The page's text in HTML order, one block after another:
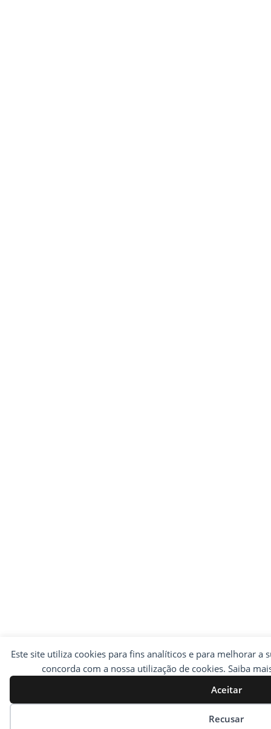
Este site utiliza cookies para fins analíticos e para melhorar a
concorda com a nossa utilização de cookies. Saiba
Aceitar
Recusar